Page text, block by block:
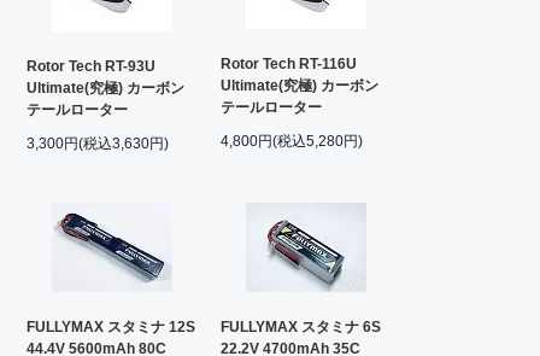
Rotor Tech RT-93U
Ultimate(究極) カーボン
テールローター
3,300円(税込3,630円)
Rotor Tech RT-116U
Ultimate(究極) カーボン
テールローター
4,800円(税込5,280円)
FULLYMAX スタミナ 12S
44.4V 5600mAh 80C
FULLYMAX スタミナ 6S
22.2V 4700mAh 35C